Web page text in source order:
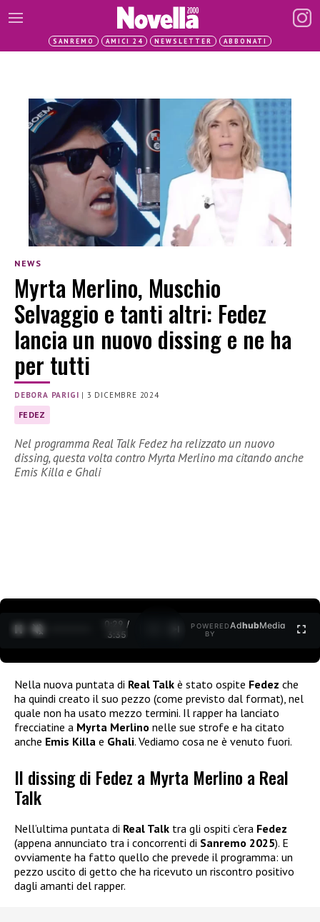
SANREMO AMICI 24 NEWSLETTER ABBONATI
NEWS
Myrta Merlino, Muschio
Selvaggio e tanti altri: Fedez
lancia un nuovo dissing e ne ha
per tutti
DEBORA PARIGI | 3 DICEMBRE 2024
FEDEZ
Nel programma Real Talk Fedez ha relizzato un nuovo
dissing, questa volta contro Myrta Merlino ma citando anche
Emis Killa e Ghali
0:30 /
3:35
POWERED
BY
AdhubMedia
Nella nuova puntata di Real Talk è stato ospite Fedez che
ha quindi creato il suo pezzo (come previsto dal format), nel
quale non ha usato mezzo termini. Il rapper ha lanciato
frecciatine a Myrta Merlino nelle sue strofe e ha citato
anche Emis Killa e Ghali. Vediamo cosa ne è venuto fuori.
Il dissing di Fedez a Myrta Merlino a Real
Talk
Nell’ultima puntata di Real Talk tra gli ospiti c’era Fedez
(appena annunciato tra i concorrenti di Sanremo 2025). E
ovviamente ha fatto quello che prevede il programma: un
pezzo uscito di getto che ha ricevuto un riscontro positivo
dagli amanti del rapper.